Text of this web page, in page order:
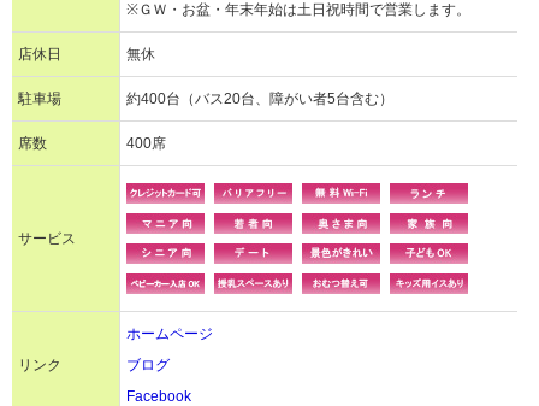
※ＧＷ・お盆・年末年始は土日祝時間で営業します。
店休日 無休
駐車場 約400台（バス20台、障がい者5台含む）
席数 400席
サービス
リンク
ホームページ
ブログ
Facebook